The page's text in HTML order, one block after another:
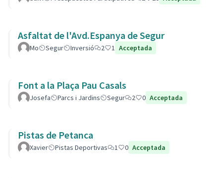
Asfaltat de l'Avd.Espanya de Segur
Mo Segur Inversió 2 1 Acceptada
Font a la Plaça Pau Casals
Josefa Parcs i Jardins Segur 2 0 Acceptada
Pistas de Petanca
Xavier Pistas Deportivas 1 0 Acceptada